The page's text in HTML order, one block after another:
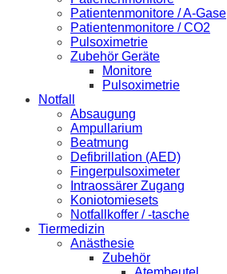
Patientenmonitore / A-Gase
Patientenmonitore / CO2
Pulsoximetrie
Zubehör Geräte
Monitore
Pulsoximetrie
Notfall
Absaugung
Ampullarium
Beatmung
Defibrillation (AED)
Fingerpulsoximeter
Intraossärer Zugang
Koniotomiesets
Notfallkoffer / -tasche
Tiermedizin
Anästhesie
Zubehör